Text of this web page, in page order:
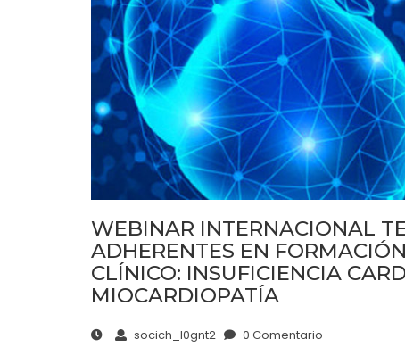
WEBINAR INTERNACIONAL
ADHERENTES EN
CLÍNICO: INSUFICIENCIA
MIOCARDIOPATÍA
socich_l0gnt2 0 Comentario